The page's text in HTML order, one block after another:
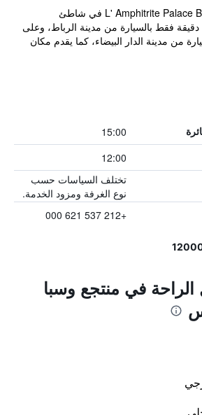
يقع L' Amphitrite Palace Beach Resort & Spa في شاطئ
الصخيرات، وعلى بعد 20 دقيقة فقط بالسيارة من مدينة الرباط، وعلى
من مدينة الدار البيضاء، كما يقدم مكان
15:00
12:00
تختلف السياسات حسب
نوع الغرفة ومزود الخدمة.
+212 537 621 000
الراحة في منتجع وسبا